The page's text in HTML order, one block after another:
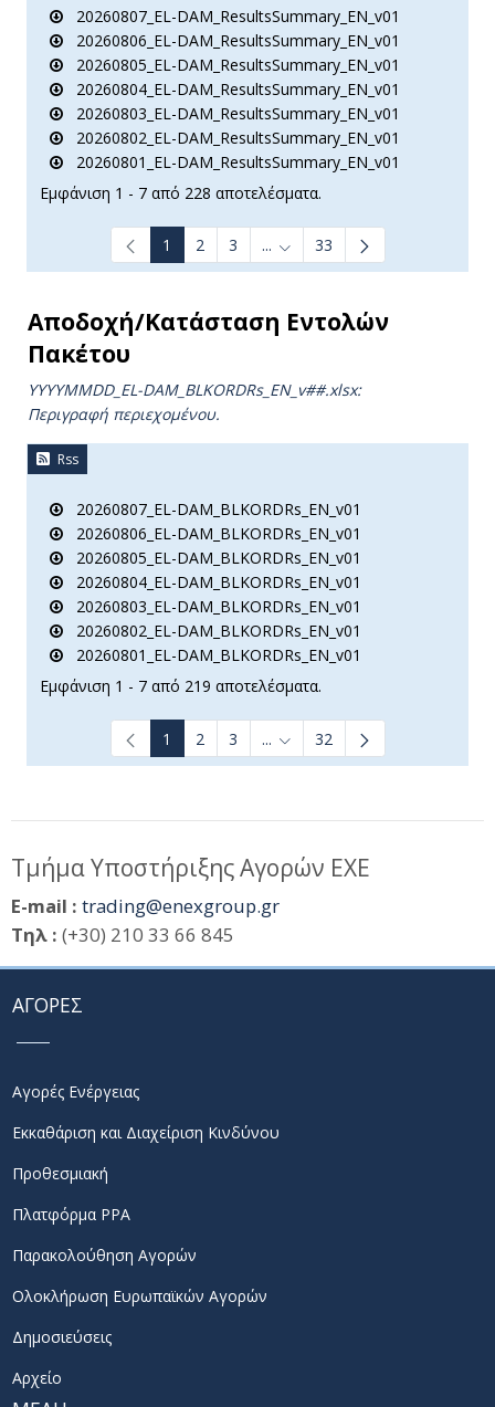
20260807_EL-DAM_ResultsSummary_EN_v01
20260806_EL-DAM_ResultsSummary_EN_v01
20260805_EL-DAM_ResultsSummary_EN_v01
20260804_EL-DAM_ResultsSummary_EN_v01
20260803_EL-DAM_ResultsSummary_EN_v01
20260802_EL-DAM_ResultsSummary_EN_v01
20260801_EL-DAM_ResultsSummary_EN_v01
Εμφάνιση 1 - 7 από 228 αποτελέσματα.
1 2 3 ... Ενδιάμεσες σελίδες Use
33
Αποδοχή/Κατάσταση Εντολών
Πακέτου
YYYYMMDD_EL-DAM_BLKORDRs_ΕΝ_v##.xlsx:
Περιγραφή περιεχομένου.
Rss
20260807_EL-DAM_BLKORDRs_EN_v01
20260806_EL-DAM_BLKORDRs_EN_v01
20260805_EL-DAM_BLKORDRs_EN_v01
20260804_EL-DAM_BLKORDRs_EN_v01
20260803_EL-DAM_BLKORDRs_EN_v01
20260802_EL-DAM_BLKORDRs_EN_v01
20260801_EL-DAM_BLKORDRs_EN_v01
Εμφάνιση 1 - 7 από 219 αποτελέσματα.
1 2 3 ... Ενδιάμεσες σελίδες Use
32
Τμήμα Υποστήριξης Αγορών ΕΧΕ
E-mail : trading@enexgroup.gr
Τηλ : (+30) 210 33 66 845
ΑΓΟΡΕΣ
Αγορές Ενέργειας
Εκκαθάριση και Διαχείριση Κινδύνου
Προθεσμιακή
Πλατφόρμα PPA
Παρακολούθηση Αγορών
Ολοκλήρωση Ευρωπαϊκών Αγορών
Δημοσιεύσεις
Αρχείο